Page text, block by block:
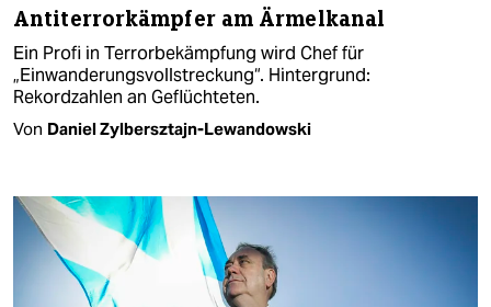
Antiterror­kämpfer am Ärmelkanal
Ein Profi in Terrorbekämpfung wird Chef für
„Einwanderungsvollstreckung“. Hintergrund:
Rekordzahlen an Geflüchteten.
Von Daniel Zylbersztajn-Lewandowski